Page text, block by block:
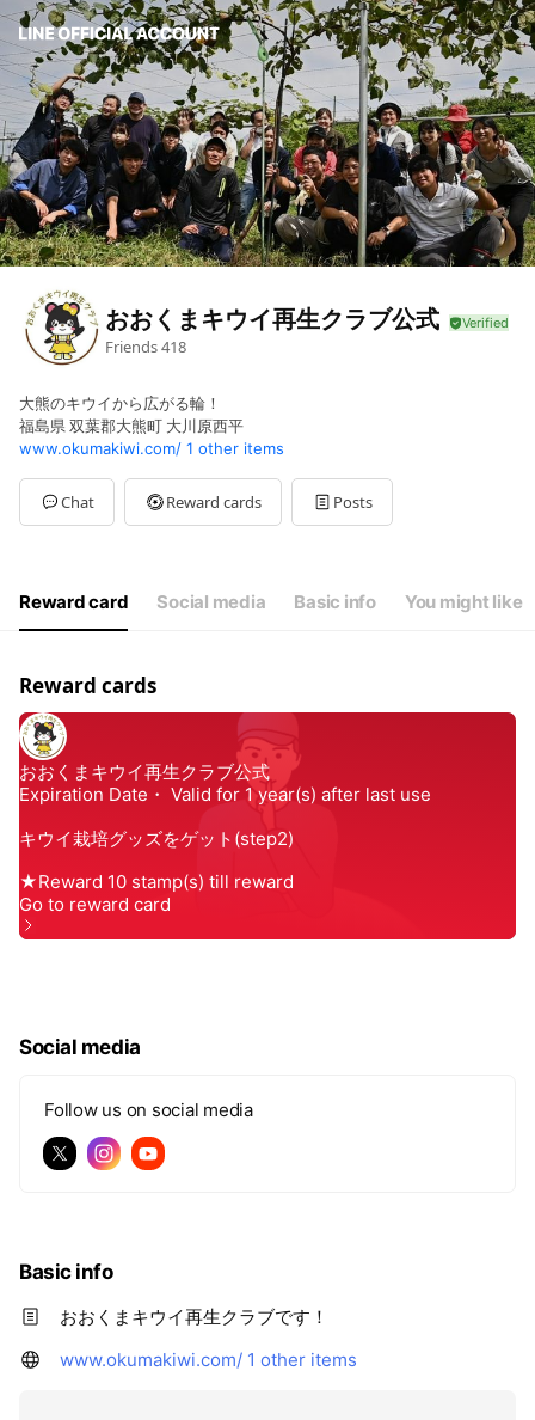
おおくまキウイ再生クラブ公式
Friends418
大熊のキウイから広がる輪！
福島県 双葉郡大熊町 大川原西平
www.okumakiwi.com/ 1 other items
Chat Reward cards Posts
Reward card Social media Basic info You might like
Reward cards
Social media
Follow us on social media
Basic info
おおくまキウイ再生クラブです！
www.okumakiwi.com/ 1 other items